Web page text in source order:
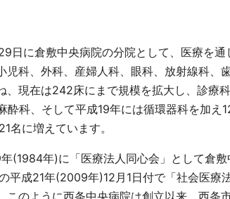
日に倉敷中央病院の分院として、医療を
児科、外科、産婦人科、眼科、放射線科、
、現在は242床にまで規模を拡大し、診療
酔科、そして平成19年には循環器科を加え
名に増えています。
年(1984年)に「医療法人同心会」として倉
平成21年(2009年)12月 1日付で「社会医療
このように西条中央病院は創立以来、西